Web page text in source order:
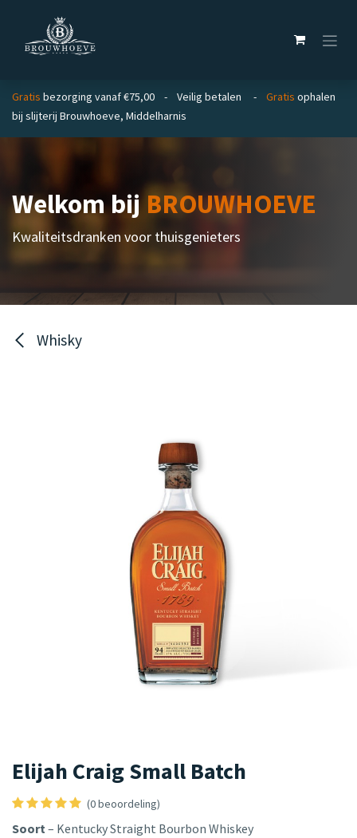
Gratis bezorging vanaf €75,00 - Veilig betalen - Gratis ophalen
bij slijterij Brouwhoeve, Middelharnis
Welkom bijBROUWHOEVE
Kwaliteitsdranken voor thuisgenieters
Whisky
Elijah Craig Small Batch
(0 beoordeling)
Soort– Kentucky Straight Bourbon Whiskey